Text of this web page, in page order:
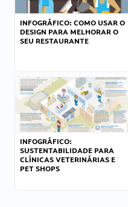
INFOGRÁFICO: COMO USAR O
DESIGN PARA MELHORAR O
SEU RESTAURANTE
INFOGRÁFICO:
SUSTENTABILIDADE PARA
CLÍNICAS VETERINÁRIAS E
PET SHOPS